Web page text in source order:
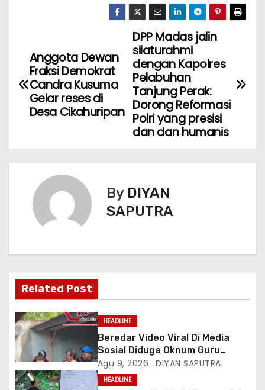
DPP Madas jalin
silaturahmi
dengan Kapolres
Pelabuhan
Tanjung Perak:
Dorong Reformasi
Polri yang presisi
dan dan humanis
Anggota Dewan
Fraksi Demokrat
Candra Kusuma
Gelar reses di
Desa Cikahuripan
By DIYAN
SAPUTRA
Related Post
HEADLINE
Beredar Video Viral Di Media
Sosial Diduga Oknum Guru
Menampar Murid Di Halaman
Parkir Sekolah
Agu 9, 2026 DIYAN SAPUTRA
HEADLINE